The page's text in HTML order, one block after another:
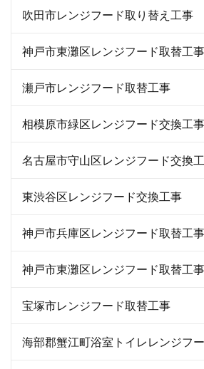
吹田市レンジフード取り替え工事
神戸市東灘区レンジフード取替工事
瀬戸市レンジフード取替工事
相模原市緑区レンジフード交換工事
名古屋市守山区レンジフード交換
東渋谷区レンジフード交換工事
神戸市兵庫区レンジフード取替工事
神戸市東灘区レンジフード取替工事
宝塚市レンジフード取替工事
海部郡蟹江町浴室トイレレンジフ